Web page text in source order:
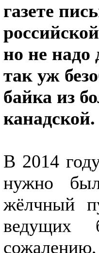
газете
но не надо
так уж
байка из
канадской.
В 2014
нужно
жёлчный
ведущих